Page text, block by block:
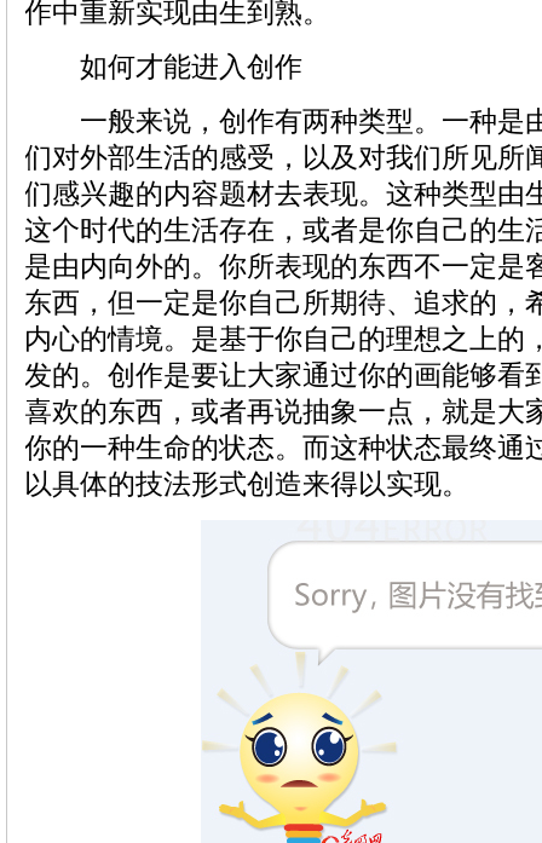
作中重新实现由生到熟。
如何才能进入创作
一般来说，创作有两种类型。一种是
们对外部生活的感受，以及对我们所见所
们感兴趣的内容题材去表现。这种类型由
这个时代的生活存在，或者是你自己的生
是由内向外的。你所表现的东西不一定是
东西，但一定是你自己所期待、追求的，
内心的情境。是基于你自己的理想之上的
发的。创作是要让大家通过你的画能够看
喜欢的东西，或者再说抽象一点，就是大
你的一种生命的状态。而这种状态最终通
以具体的技法形式创造来得以实现。